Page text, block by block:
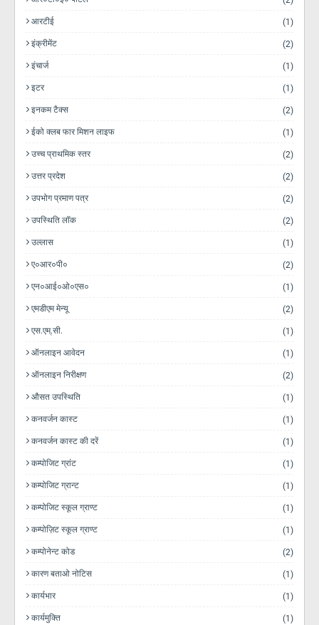
आरटीई (1)
इंक्रीमेंट (2)
इंचार्ज (1)
इटर (1)
इनकम टैक्स (2)
ईको क्लब फार मिशन लाइफ (1)
उच्च प्राथमिक स्तर (2)
उत्तर प्रदेश (2)
उपभोग प्रमाण पत्र (2)
उपस्थिति लॉक (2)
उल्लास (1)
ए०आर०पी० (2)
एन०आई०ओ०एस० (1)
एमडीएम मेन्यू (2)
एस.एम्.सी. (1)
ऑनलाइन आवेदन (1)
ऑनलाइन निरीक्षण (2)
औसत उपस्थिति (1)
कनवर्जन कास्ट (1)
कनवर्जन कास्ट की दरें (1)
कम्पोजिट ग्रांट (1)
कम्पोजिट ग्रान्ट (1)
कम्पोजिट स्कूल ग्राण्ट (1)
कम्पोज़िट स्कूल ग्राण्ट (1)
कम्पोनेन्ट कोड (2)
कारण बताओ नोटिस (1)
कार्यभार (1)
कार्यमुक्ति (1)